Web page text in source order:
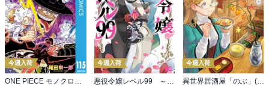
今週入荷
ONE PIECE モノクロ版 115
今週入荷
悪役令嬢レベル99 ～私は裏ボスですが魔王ではありません～ その６
今週入荷
異世界居酒屋「のぶ」(22)